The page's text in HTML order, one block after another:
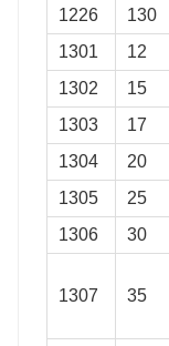
1226 130
1301
12
1302
15
1303
17
1304
20
1305
25
1306
30
1307 35